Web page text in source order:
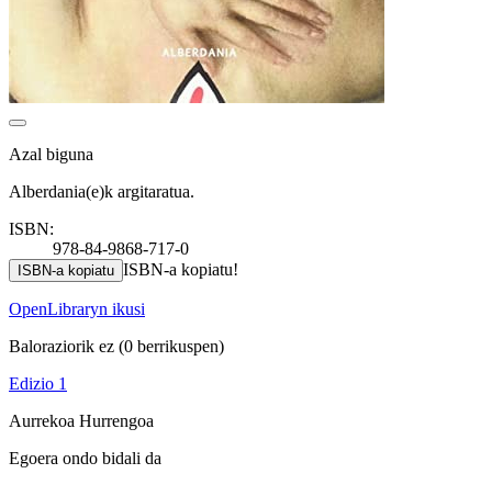
Azal biguna
Alberdania(e)k argitaratua.
ISBN:
978-84-9868-717-0
ISBN-a kopiatu ISBN-a kopiatu!
OpenLibraryn ikusi
Baloraziorik ez (0 berrikuspen)
Edizio 1
Aurrekoa Hurrengoa
Egoera ondo bidali da